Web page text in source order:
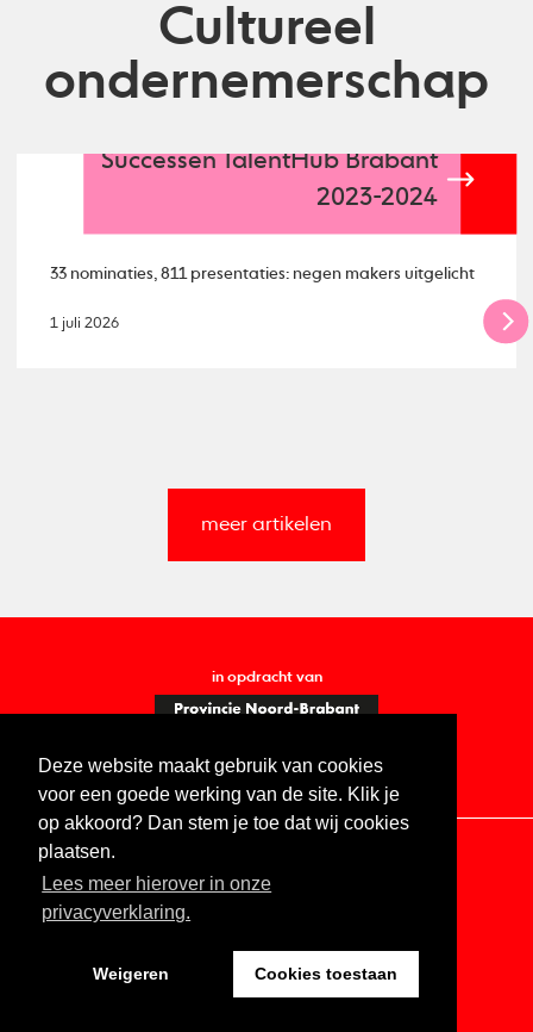
Deze website maakt gebruik van cookies
voor een goede werking van de site. Klik je
op akkoord? Dan stem je toe dat wij cookies
plaatsen.
Lees meer hierover in onze
privacyverklaring.
Weigeren Cookies toestaan
Cultureel
ondernemerschap
Successen TalentHub Brabant
2023-2024
33 nominaties, 811 presentaties: negen makers uitgelicht
1 juli 2026
meer artikelen
in opdracht van
Contact Vacatures ANBI
Digitale toegankelijkheid